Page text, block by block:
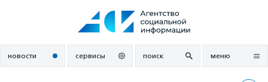
новости сервисы поиск меню